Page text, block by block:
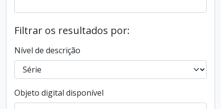
Filtrar os resultados por:
Nível de descrição
Objeto digital disponível